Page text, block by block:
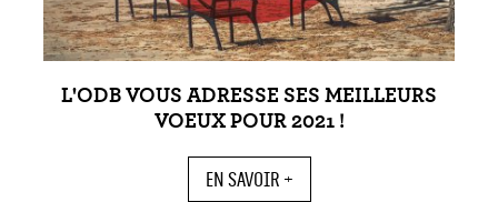
L'ODB VOUS ADRESSE SES MEILLEURS
VOEUX POUR 2021 !
EN SAVOIR +